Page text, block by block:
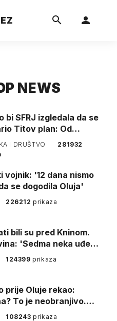
NEWS
bi SFRJ izgledala da se
Titov plan: Od
do Istanbula!
I DRUŠTVO
281932
vojnik: '12 dana nismo
se dogodila Oluja'
226212prikaza
su pred Kninom.
'Sedma neka uđe,
neka g…
124399prikaza
prije Oluje rekao:
To je neobranjivo.
zvao Krivousti'
108243prikaza